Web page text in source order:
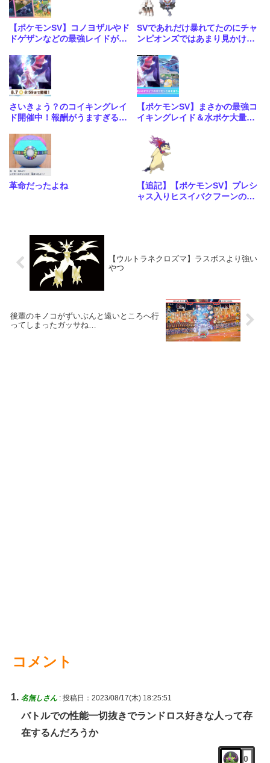
【ポケモンSV】コノヨザルやド
ドゲザンなどの最強レイドが4
生も
SVであれだけ暴れてたのにチャ
ンピオンズではあまり見かけな
さいきょう？のコイキングレイ
ド開催中！報酬がうますぎる神
【ポケモンSV】まさかの最強コ
イキングレイド＆水ポケ大量発
革命だったよね
【追記】【ポケモンSV】プレシ
ャス入りヒスイバクフーンの配
【ウルトラネクロズマ】ラスボスより強い
やつ
後輩のキノコがずいぶんと遠いところへ行
ってしまったガッサね…
コメント
名無しさん : 投稿日：2023/08/17(木) 18:25:51
バトルでの性能一切抜きでランドロス好きな人って存
在するんだろうか
0